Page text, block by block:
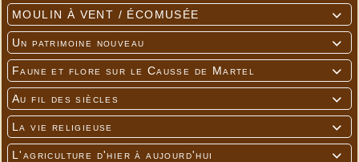

MOULIN À VENT / ÉCOMUSÉE

Un patrimoine nouveau

Faune et flore sur le Causse de Martel

Au fil des siècles

La vie religieuse

L'agriculture d'hier à aujourd'hui